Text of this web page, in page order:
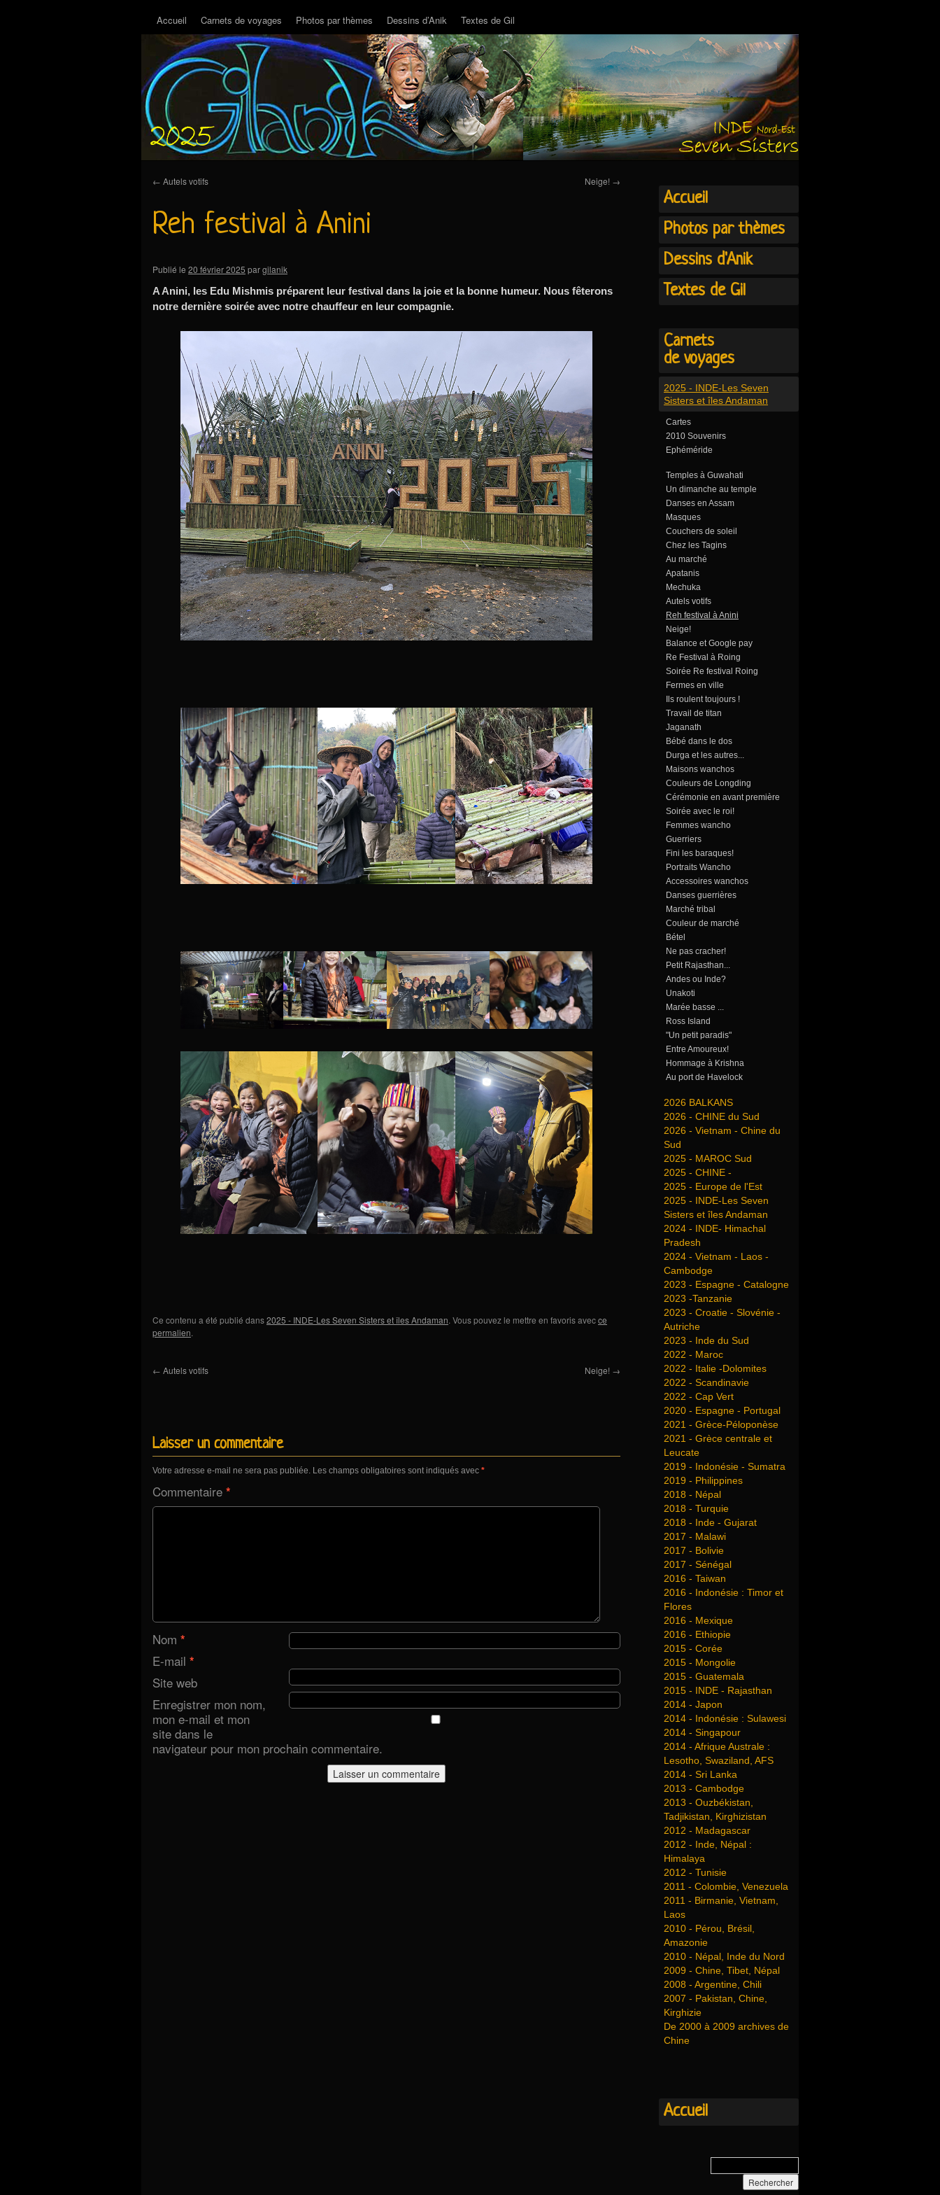
Accueil Carnets de voyages Photos par thèmes Dessins d’Anik Textes de Gil
← Autels votifs Neige! →
Reh festival à Anini
Publié le 20 février 2025 pargilanik
A Anini, les Edu Mishmis préparent leur festival dans la joie et la bonne humeur. Nous fêterons
notre dernière soirée avec notre chauffeur en leur compagnie.
Ce contenu a été publié dans2025 - INDE-Les Seven Sisters et îles Andaman. Vous pouvez le mettre en favoris avecce
permalien.
← Autels votifs Neige! →
Laisser un commentaire
Votre adresse e-mail ne sera pas publiée. Les champs obligatoires sont indiqués avec *
Commentaire *
Nom *
E-mail *
Site web
Enregistrer mon nom,
mon e-mail et mon
site dans le
navigateur pour mon prochain commentaire.
Accueil
Photos par thèmes
Dessins d'Anik
Textes de Gil
Carnets
de voyages
2025 - INDE-Les Seven
Sisters et îles Andaman
Cartes
2010 Souvenirs
Ephéméride
Temples à Guwahati
Un dimanche au temple
Danses en Assam
Masques
Couchers de soleil
Chez les Tagins
Au marché
Apatanis
Mechuka
Autels votifs
Reh festival à Anini
Neige!
Balance et Google pay
Re Festival à Roing
Soirée Re festival Roing
Fermes en ville
Ils roulent toujours !
Travail de titan
Jaganath
Bébé dans le dos
Durga et les autres...
Maisons wanchos
Couleurs de Longding
Cérémonie en avant première
Soirée avec le roi!
Femmes wancho
Guerriers
Fini les baraques!
Portraits Wancho
Accessoires wanchos
Danses guerrières
Marché tribal
Couleur de marché
Bétel
Ne pas cracher!
Petit Rajasthan...
Andes ou Inde?
Unakoti
Marée basse ...
Ross Island
"Un petit paradis"
Entre Amoureux!
Hommage à Krishna
Au port de Havelock
2026 BALKANS
2026 - CHINE du Sud
2026 - Vietnam - Chine du
Sud
2025 - MAROC Sud
2025 - CHINE -
2025 - Europe de l'Est
2025 - INDE-Les Seven
Sisters et îles Andaman
2024 - INDE- Himachal
Pradesh
2024 - Vietnam - Laos -
Cambodge
2023 - Espagne - Catalogne
2023 -Tanzanie
2023 - Croatie - Slovénie -
Autriche
2023 - Inde du Sud
2022 - Maroc
2022 - Italie -Dolomites
2022 - Scandinavie
2022 - Cap Vert
2020 - Espagne - Portugal
2021 - Grèce-Péloponèse
2021 - Grèce centrale et
Leucate
2019 - Indonésie - Sumatra
2019 - Philippines
2018 - Népal
2018 - Turquie
2018 - Inde - Gujarat
2017 - Malawi
2017 - Bolivie
2017 - Sénégal
2016 - Taiwan
2016 - Indonésie : Timor et
Flores
2016 - Mexique
2016 - Ethiopie
2015 - Corée
2015 - Mongolie
2015 - Guatemala
2015 - INDE - Rajasthan
2014 - Japon
2014 - Indonésie : Sulawesi
2014 - Singapour
2014 - Afrique Australe :
Lesotho, Swaziland, AFS
2014 - Sri Lanka
2013 - Cambodge
2013 - Ouzbékistan,
Tadjikistan, Kirghizistan
2012 - Madagascar
2012 - Inde, Népal :
Himalaya
2012 - Tunisie
2011 - Colombie, Venezuela
2011 - Birmanie, Vietnam,
Laos
2010 - Pérou, Brésil,
Amazonie
2010 - Népal, Inde du Nord
2009 - Chine, Tibet, Népal
2008 - Argentine, Chili
2007 - Pakistan, Chine,
Kirghizie
De 2000 à 2009 archives de
Chine
Accueil